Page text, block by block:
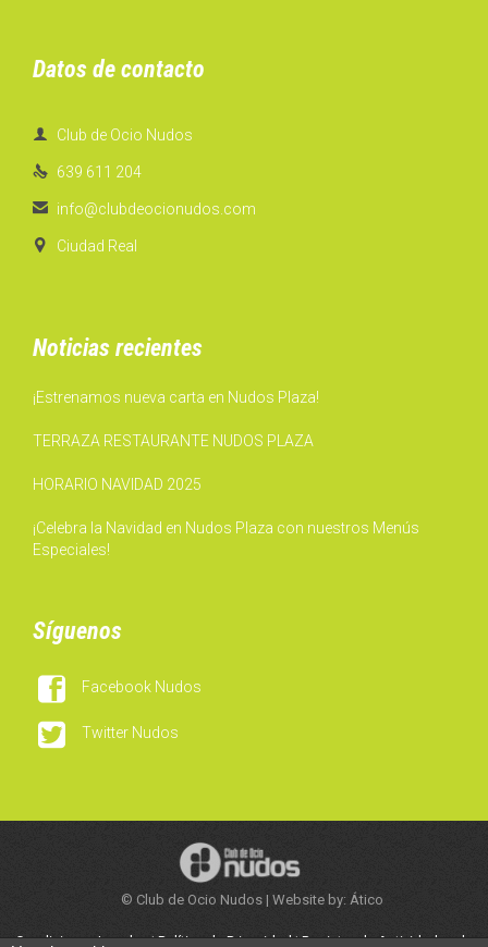
Datos de contacto
 Club de Ocio Nudos
 639 611 204
 info@clubdeocionudos.com
 Ciudad Real
Noticias recientes
¡Estrenamos nueva carta en Nudos Plaza!
TERRAZA RESTAURANTE NUDOS PLAZA
HORARIO NAVIDAD 2025
¡Celebra la Navidad en Nudos Plaza con nuestros Menús
Especiales!
Síguenos
 Facebook Nudos
 Twitter Nudos
© Club de Ocio Nudos | Website by: Ático
Condiciones Legales|Política de Privacidad|Registro de Actividades de